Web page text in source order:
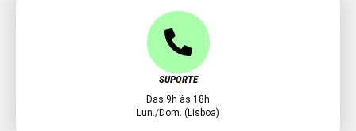
SUPORTE
Das 9h às 18h
Lun./Dom. (Lisboa)